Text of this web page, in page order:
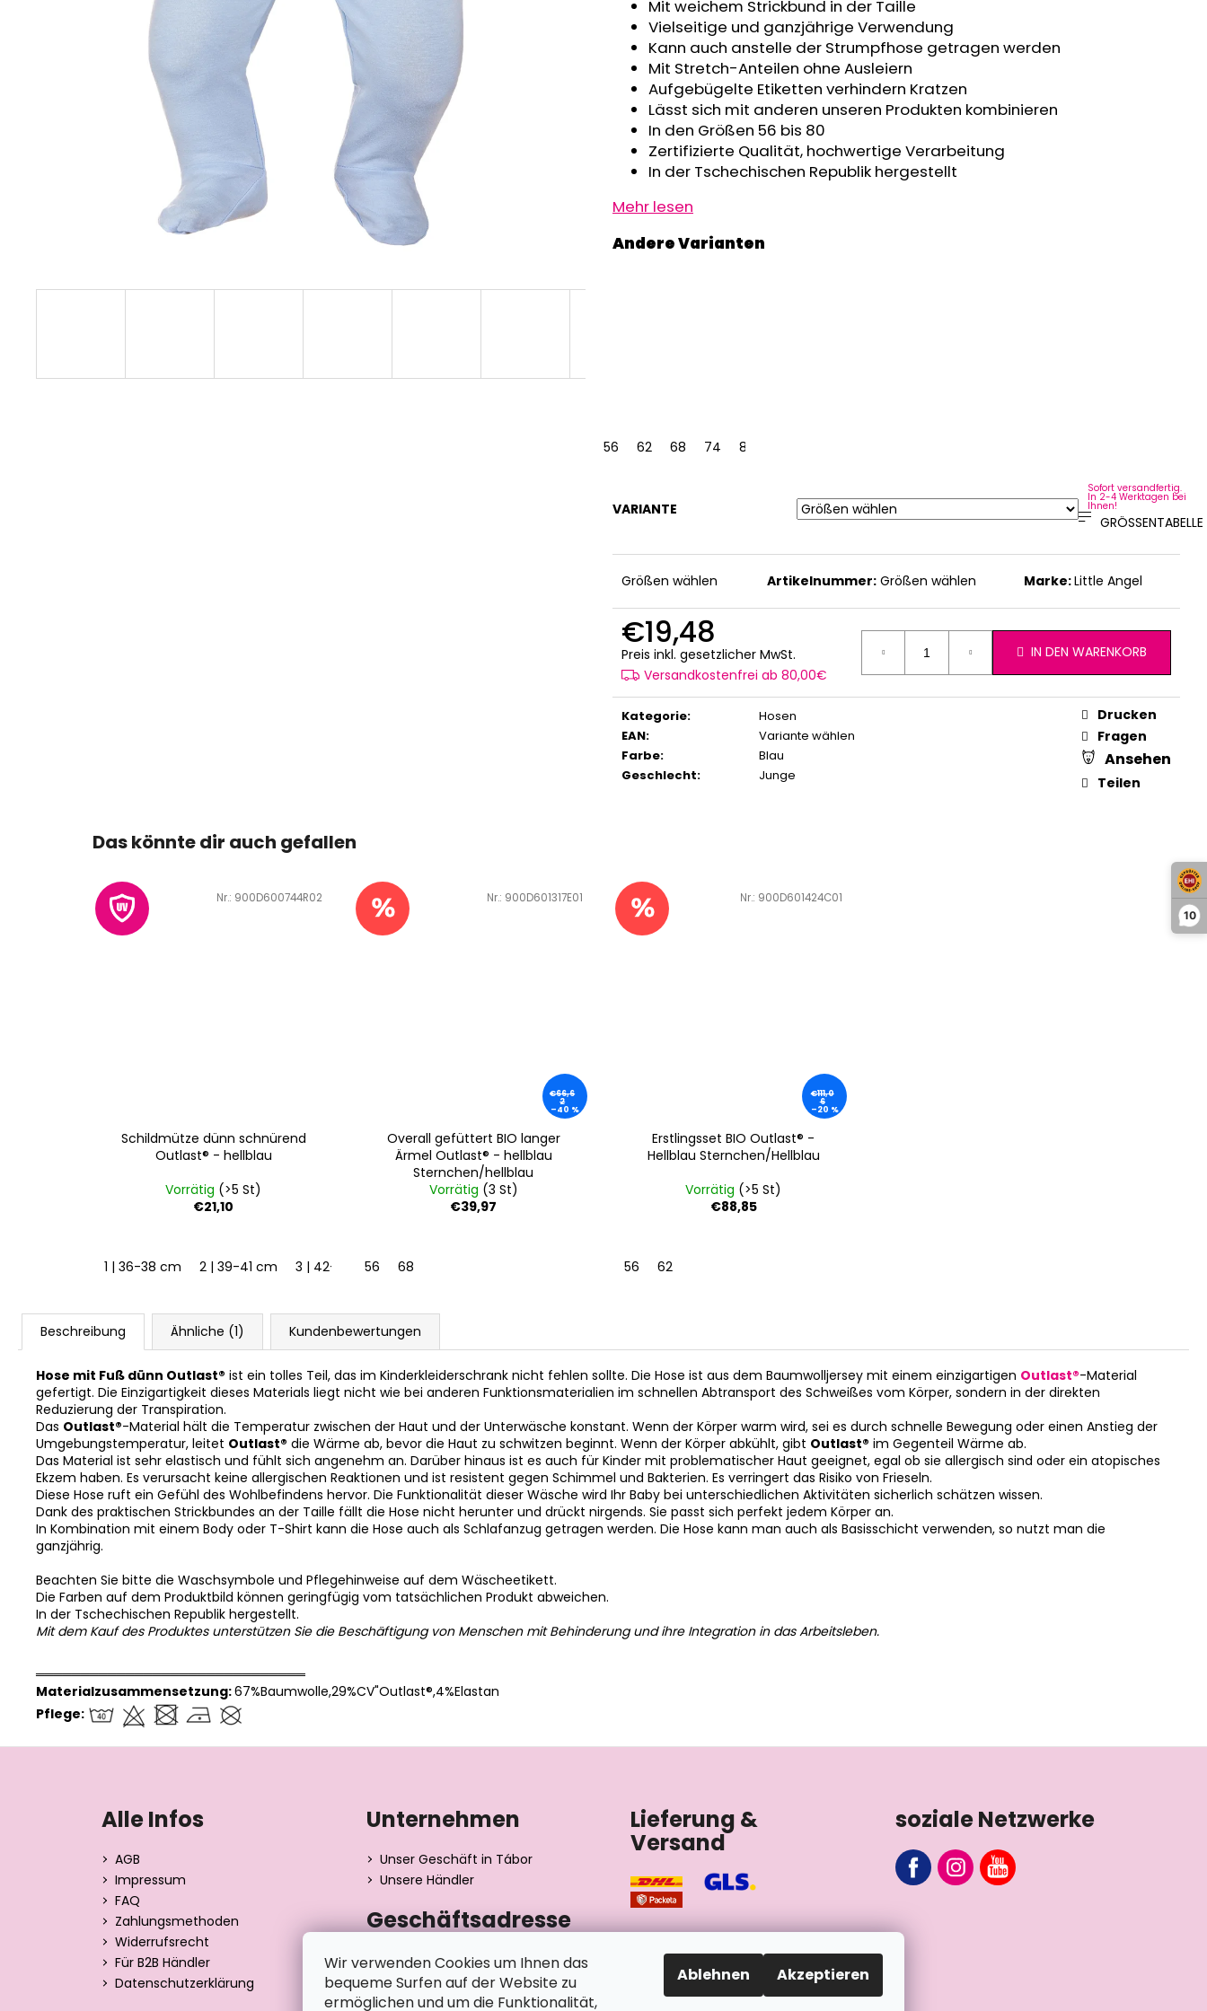
10
Wir verwenden Cookies um Ihnen das
bequeme Surfen auf der Website zu
ermöglichen und um die Funktionalität,
Ablehnen Akzeptieren
Mit weichem Strickbund in der Taille
Vielseitige und ganzjährige Verwendung
Kann auch anstelle der Strumpfhose getragen werden
Mit Stretch-Anteilen ohne Ausleiern
Aufgebügelte Etiketten verhindern Kratzen
Lässt sich mit anderen unseren Produkten kombinieren
In den Größen 56 bis 80
Zertifizierte Qualität, hochwertige Verarbeitung
In der Tschechischen Republik hergestellt
Mehr lesen
56 62 68 74 80
VARIANTE
Sofort versandfertig.
In 2-4 Werktagen bei
Ihnen!
GRÖSSENTABELLE
Größen wählen Artikelnummer: Größen wählen Marke:Little Angel
€19,48
Preis inkl. gesetzlicher MwSt.
Versandkostenfrei ab 80,00€
IN DEN WARENKORB
Kategorie:
Hosen
EAN:
Variante wählen
Farbe:
Blau
Geschlecht: Junge
Drucken
Fragen
Ansehen
Teilen
Das könnte dir auch gefallen
Schildmütze dünn schnürend
Outlast® - hellblau
Vorrätig (>5 St)
€21,10
1 | 36-38 cm 2 | 39-41 cm 3 | 42-44 cm
Art.-Nr.: 900D600744R02
€66,6
2
–40 %
Overall gefüttert BIO langer
Ärmel Outlast® - hellblau
Sternchen/hellblau
Vorrätig (3 St)
€39,97
56 68
Art.-Nr.: 900D601317E01
€111,0
6
–20 %
Erstlingsset BIO Outlast® -
Hellblau Sternchen/Hellblau
Vorrätig (>5 St)
€88,85
56 62
Art.-Nr.: 900D601424C01
Beschreibung Ähnliche (1) Kundenbewertungen
Hose mit Fuß dünn Outlast® ist ein tolles Teil, das im Kinderkleiderschrank nicht fehlen sollte. Die Hose ist aus dem Baumwolljersey mit einem einzigartigen Outlast®-Material
gefertigt. Die Einzigartigkeit dieses Materials liegt nicht wie bei anderen Funktionsmaterialien im schnellen Abtransport des Schweißes vom Körper, sondern in der direkten
Reduzierung der Transpiration.
Das Outlast®-Material hält die Temperatur zwischen der Haut und der Unterwäsche konstant. Wenn der Körper warm wird, sei es durch schnelle Bewegung oder einen Anstieg der
Umgebungstemperatur, leitet Outlast® die Wärme ab, bevor die Haut zu schwitzen beginnt. Wenn der Körper abkühlt, gibt Outlast® im Gegenteil Wärme ab.
Das Material ist sehr elastisch und fühlt sich angenehm an. Darüber hinaus ist es auch für Kinder mit problematischer Haut geeignet, egal ob sie allergisch sind oder ein atopisches
Ekzem haben. Es verursacht keine allergischen Reaktionen und ist resistent gegen Schimmel und Bakterien. Es verringert das Risiko von Frieseln.
Diese Hose ruft ein Gefühl des Wohlbefindens hervor. Die Funktionalität dieser Wäsche wird Ihr Baby bei unterschiedlichen Aktivitäten sicherlich schätzen wissen.
Dank des praktischen Strickbundes an der Taille fällt die Hose nicht herunter und drückt nirgends. Sie passt sich perfekt jedem Körper an.
In Kombination mit einem Body oder T-Shirt kann die Hose auch als Schlafanzug getragen werden. Die Hose kann man auch als Basisschicht verwenden, so nutzt man die
ganzjährig.
Beachten Sie bitte die Waschsymbole und Pflegehinweise auf dem Wäscheetikett.
Die Farben auf dem Produktbild können geringfügig vom tatsächlichen Produkt abweichen.
In der Tschechischen Republik hergestellt.
Mit dem Kauf des Produktes unterstützen Sie die Beschäftigung von Menschen mit Behinderung und ihre Integration in das Arbeitsleben.
══════════════════════════════
Materialzusammensetzung:67%Baumwolle,29%CV"Outlast®,4%Elastan
Pflege:
€27,08
€24,90
F
Alle Infos
AGB
Impressum
FAQ
Zahlungsmethoden
Widerrufsrecht
Für B2B Händler
Datenschutzerklärung
Unternehmen
Unser Geschäft in Tábor
Unsere Händler
Geschäftsadresse
Dita výrobní družstvo invalidů
Stránského 2510/1
390 02 Tábor
Lieferung &
Versand
soziale Netzwerke